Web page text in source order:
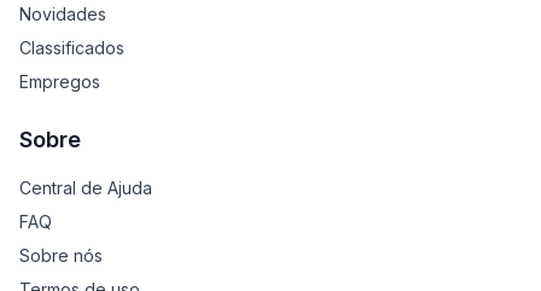
Novidades
Classificados
Empregos
Sobre
Central de Ajuda
FAQ
Sobre nós